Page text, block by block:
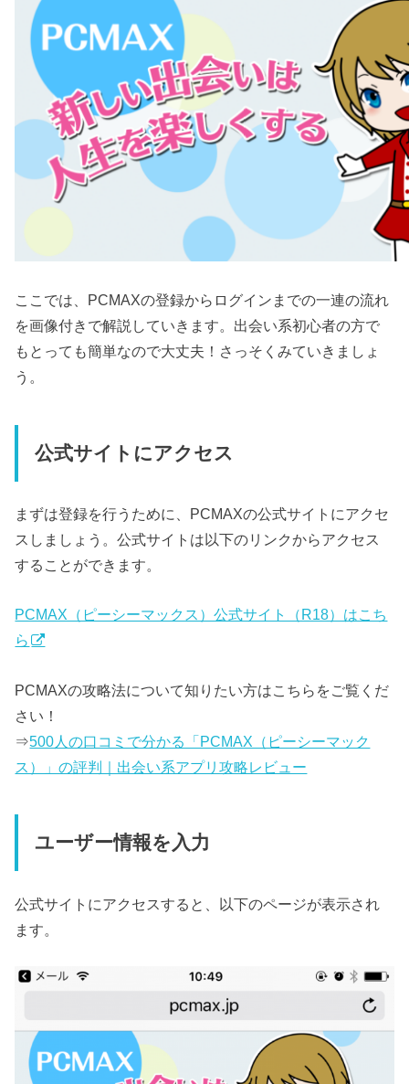
ここでは、PCMAXの登録からログインまでの一連の流れ
を画像付きで解説していきます。出会い系初心者の方で
もとっても簡単なので大丈夫！さっそくみていきましょ
う。
公式サイトにアクセス
まずは登録を行うために、PCMAXの公式サイトにアクセ
スしましょう。公式サイトは以下のリンクからアクセス
することができます。
PCMAX（ピーシーマックス）公式サイト（R18）はこち
ら
PCMAXの攻略法について知りたい方はこちらをご覧くだ
さい！
⇒500人の口コミで分かる「PCMAX（ピーシーマック
ス）」の評判｜出会い系アプリ攻略レビュー
ユーザー情報を入力
公式サイトにアクセスすると、以下のページが表示され
ます。